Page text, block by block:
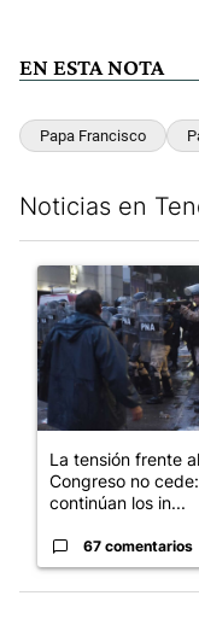
EN ESTA NOTA
Papa Francisco
Noticias en
Un artículo de
La tensión frente al
Congreso no cede:
continúan los in...
67 comentarios